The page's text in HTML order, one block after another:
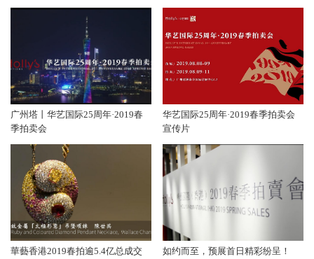
广州塔丨华艺国际25周年·2019春
季拍卖会
华艺国际25周年·2019春季拍卖会
宣传片
華藝香港2019春拍逾5.4亿总成交
如约而至，预展首日精彩纷呈！